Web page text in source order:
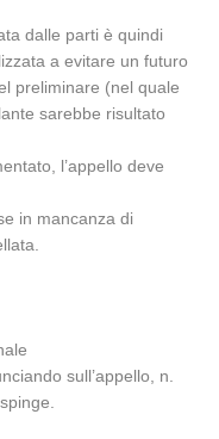
dalle parti è quindi
a evitare un futuro
preliminare (nel quale
sarebbe risultato
l’appello deve
in mancanza di
sull’appello, n.